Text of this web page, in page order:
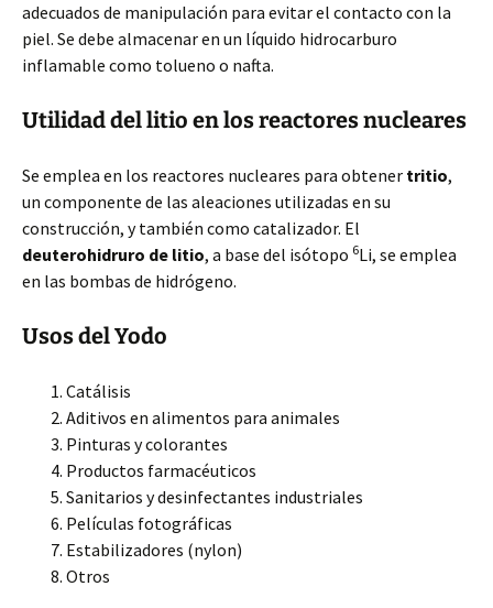
adecuados de manipulación para evitar el contacto con la
piel. Se debe almacenar en un líquido hidrocarburo
inflamable como tolueno o nafta.
Utilidad del litio en los reactores nucleares
Se emplea en los reactores nucleares para obtener tritio,
un componente de las aleaciones utilizadas en su
construcción, y también como catalizador. El
deuterohidruro de litio, a base del isótopo 6Li, se emplea
en las bombas de hidrógeno.
Usos del Yodo
Catálisis
Aditivos en alimentos para animales
Pinturas y colorantes
Productos farmacéuticos
Sanitarios y desinfectantes industriales
Películas fotográficas
Estabilizadores (nylon)
Otros